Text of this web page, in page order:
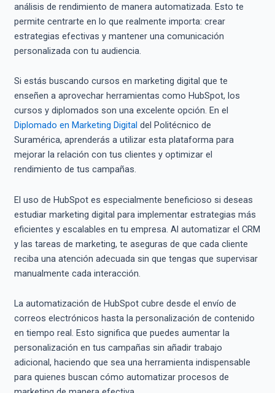
análisis de rendimiento de manera automatizada. Esto te
permite centrarte en lo que realmente importa: crear
estrategias efectivas y mantener una comunicación
personalizada con tu audiencia.
Si estás buscando cursos en marketing digital que te
enseñen a aprovechar herramientas como HubSpot, los
cursos y diplomados son una excelente opción. En el
Diplomado en Marketing Digital del Politécnico de
Suramérica, aprenderás a utilizar esta plataforma para
mejorar la relación con tus clientes y optimizar el
rendimiento de tus campañas.
El uso de HubSpot es especialmente beneficioso si deseas
estudiar marketing digital para implementar estrategias más
eficientes y escalables en tu empresa. Al automatizar el CRM
y las tareas de marketing, te aseguras de que cada cliente
reciba una atención adecuada sin que tengas que supervisar
manualmente cada interacción.
La automatización de HubSpot cubre desde el envío de
correos electrónicos hasta la personalización de contenido
en tiempo real. Esto significa que puedes aumentar la
personalización en tus campañas sin añadir trabajo
adicional, haciendo que sea una herramienta indispensable
para quienes buscan cómo automatizar procesos de